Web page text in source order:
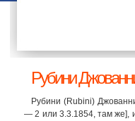
Рубини
Рубини (Rubini)
— 2 или 3.3.1854, там же],